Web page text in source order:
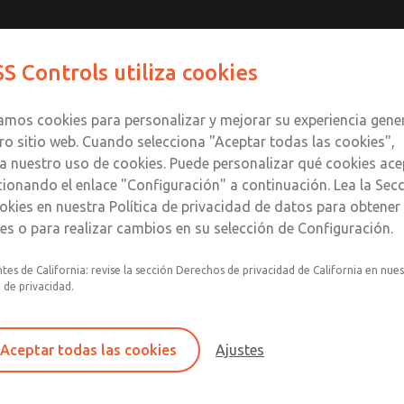
Filtro individual, regulador, lubricador
Recipiente de plástico de policarbonato con
contra roturas de acero, recipiente de
de nailon transparente o recipiente lubricador
extendido con visor vidrio
Enviar esta
Controls utiliza cookies
cookies para personalizar y mejorar su experiencia
sitio web. Cuando selecciona "Aceptar todas las cookies",
nuestro uso de cookies. Puede personalizar qué cookies
el enlace "Configuración" a continuación. Lea la
en nuestra Política de privacidad de datos para obtener
o para realizar cambios en su selección de Configuración.
de California: revise la sección Derechos de privacidad de California en
de privacidad.
Aceptar todas las cookies Ajustes